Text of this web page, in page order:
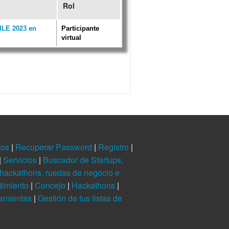
Rol
2023 en
Participante
virtual
| Recuperar Password | Registro |
Servicios | Buscador de Startups,
ruedas de negocio e
| Concejo | Hackathons |
| Gestión de tus listas de